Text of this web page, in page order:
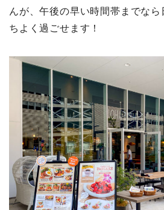
んが、午後の早い時間帯までな
ちよく過ごせます！